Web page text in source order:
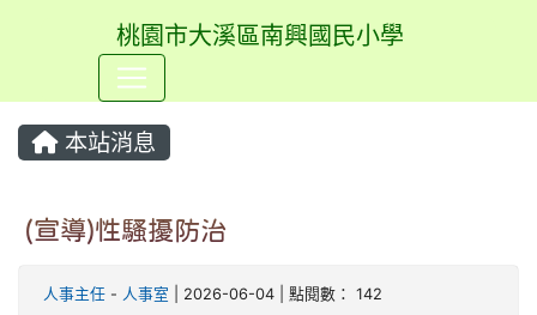
桃園市大溪區南興國民小學
本站消息
(宣導)性騷擾防治
人事主任 - 人事室 | 2026-06-04 | 點閱數： 142